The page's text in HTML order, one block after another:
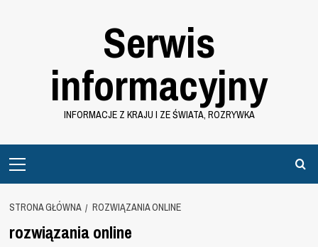
Serwis
informacyjny
INFORMACJE Z KRAJU I ZE ŚWIATA, ROZRYWKA
Menu
STRONA GŁÓWNA ROZWIĄZANIA ONLINE
rozwiązania online